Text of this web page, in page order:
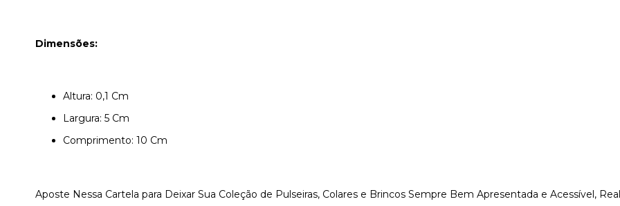
Dimensões:
Altura: 0,1 Cm
Largura: 5 Cm
Comprimento: 10 Cm
Aposte Nessa Cartela para Deixar Sua Coleção de Pulseiras, Colares e Brincos Sempre Bem Apresentada e Acessível,